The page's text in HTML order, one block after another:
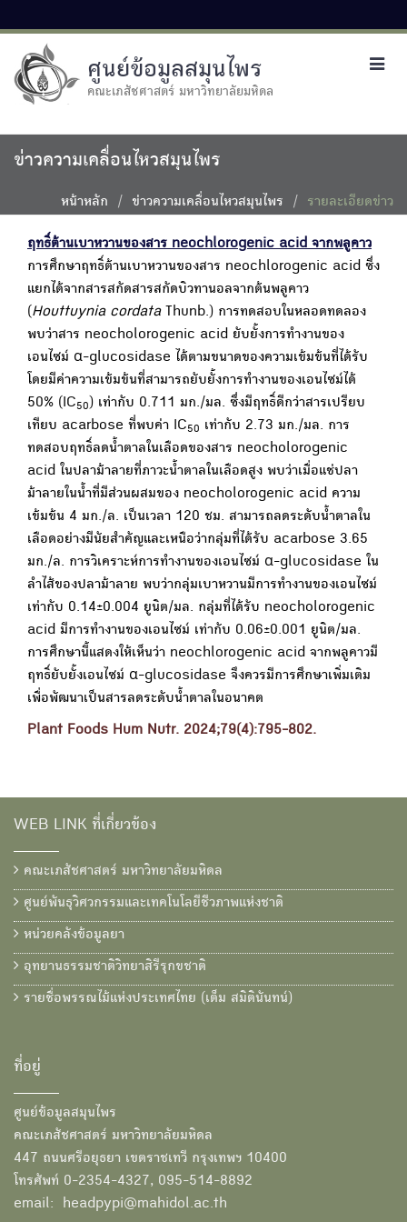
ศูนย์ข้อมูลสมุนไพร
คณะเภสัชศาสตร์ มหาวิทยาลัยมหิดล
ข่าวความเคลื่อนไหวสมุนไพร
หน้าหลัก ข่าวความเคลื่อนไหวสมุนไพร รายละเอียดข่าว
ฤทธิ์ต้านเบาหวานของสาร neochlorogenic acid จากพลูคาว
การศึกษาฤทธิ์ต้านเบาหวานของสาร neochlorogenic acid ซึ่ง
แยกได้จากสารสกัดสารสกัดบิวทานอลจากต้นพลูคาว
(Houttuynia cordataThunb.) การทดสอบในหลอดทดลอง
พบว่าสาร neocholorogenic acid ยับยั้งการทำงานของ
เอนไซม์ α-glucosidase ได้ตามขนาดของความเข้มข้นที่ได้รับ
โดยมีค่าความเข้มข้นที่สามารถยับยั้งการทำงานของเอนไซม์ได้
50% (IC50 ) เท่ากับ 0.711 มก./มล. ซึ่งมีฤทธิ์ดีกว่าสารเปรียบ
เทียบ acarbose ที่พบค่า IC50 เท่ากับ 2.73 มก./มล. การ
ทดสอบฤทธิ์ลดน้ำตาลในเลือดของสาร neocholorogenic
acid ในปลาม้าลายที่ภาวะน้ำตาลในเลือดสูง พบว่าเมื่อแช่ปลา
ม้าลายในน้ำที่มีส่วนผสมของ neocholorogenic acid ความ
เข้มข้น 4 มก./ล. เป็นเวลา 120 ชม. สามารถลดระดับน้ำตาลใน
เลือดอย่างมีนัยสำคัญและเหนือว่ากลุ่มที่ได้รับ acarbose 3.65
มก./ล. การวิเคราะห์การทำงานของเอนไซม์ α-glucosidase ใน
ลำไส้ของปลาม้าลาย พบว่ากลุ่มเบาหวานมีการทำงานของเอนไซม์
เท่ากับ 0.14±0.004 ยูนิต/มล. กลุ่มที่ได้รับ neocholorogenic
acid มีการทำงานของเอนไซม์ เท่ากับ 0.06±0.001 ยูนิต/มล.
การศึกษานี้แสดงให้เห็นว่า neochlorogenic acid จากพลูคาวมี
ฤทธิ์ยับยั้งเอนไซม์ α-glucosidase จึงควรมีการศึกษาเพิ่มเติม
เพื่อพัฒนาเป็นสารลดระดับน้ำตาลในอนาคต
Plant Foods Hum Nutr. 2024;79(4):795-802.
WEB LINK ที่เกี่ยวข้อง
คณะเภสัชศาสตร์ มหาวิทยาลัยมหิดล
ศูนย์พันธุวิศวกรรมและเทคโนโลยีชีวภาพแห่งชาติ
หน่วยคลังข้อมูลยา
อุทยานธรรมชาติวิทยาสิรีรุกขชาติ
รายชื่อพรรณไม้แห่งประเทศไทย (เต็ม สมิตินันทน์)
ที่อยู่
ศูนย์ข้อมูลสมุนไพร
คณะเภสัชศาสตร์ มหาวิทยาลัยมหิดล
447 ถนนศรีอยุธยา เขตราชเทวี กรุงเทพฯ 10400
โทรศัพท์ 0-2354-4327, 095-514-8892
email: headpypi@mahidol.ac.th